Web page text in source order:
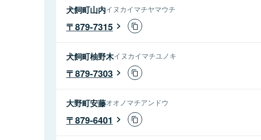
犬飼町山内イヌカイマチヤマウチ
879-7315
犬飼町柚野木イヌカイマチユノキ
879-7303
大野町安藤オオノマチアンドウ
879-6401